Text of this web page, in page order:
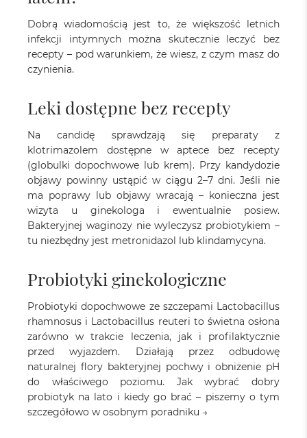
Dobrą wiadomością jest to, że większość letnich
infekcji intymnych można skutecznie leczyć bez
recepty – pod warunkiem, że wiesz, z czym masz do
czynienia.
Leki dostępne bez recepty
Na candidę sprawdzają się preparaty z
klotrimazolem dostępne w aptece bez recepty
(globulki dopochwowe lub krem). Przy kandydozie
objawy powinny ustąpić w ciągu 2–7 dni. Jeśli nie
ma poprawy lub objawy wracają – konieczna jest
wizyta u ginekologa i ewentualnie posiew.
Bakteryjnej waginozy nie wyleczysz probiotykiem –
tu niezbędny jest metronidazol lub klindamycyna.
Probiotyki ginekologiczne
Probiotyki dopochwowe ze szczepami Lactobacillus
rhamnosus i Lactobacillus reuteri to świetna osłona
zarówno w trakcie leczenia, jak i profilaktycznie
przed wyjazdem. Działają przez odbudowę
naturalnej flory bakteryjnej pochwy i obniżenie pH
do właściwego poziomu. Jak wybrać dobry
probiotyk na lato i kiedy go brać – piszemy o tym
szczegółowo w osobnym poradniku →